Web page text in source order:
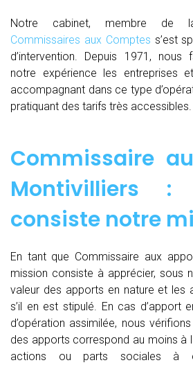
Notre cabinet, membre de
Commissaires aux Comptes s’est
d’intervention. Depuis 1971,
notre expérience les entreprises
accompagnant dans ce type
pratiquant des tarifs très accessibles.
Commissaire
Montivilliers
consiste notre
En tant que Commissaire aux
mission consiste à apprécier, sous
valeur des apports en nature et les
s’il en est stipulé. En cas d’apport
d’opération assimilée, nous
des apports correspond au moins à
actions ou parts sociales à